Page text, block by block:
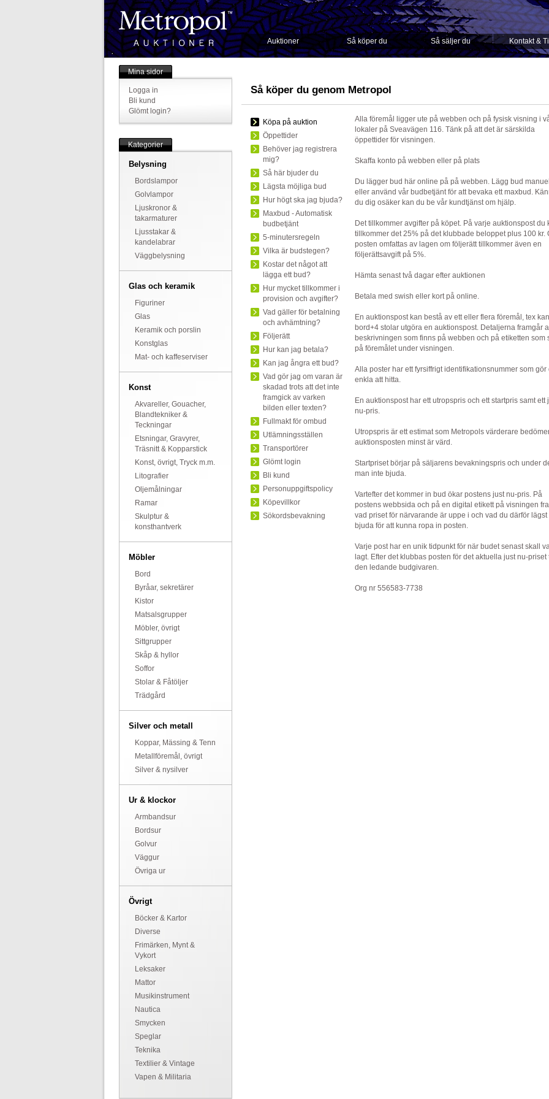
Auktioner Så köper du Så säljer du Kontakt &
Mina sidor
Logga in
Bli kund
Glömt login?
Kategorier
Belysning
Bordslampor
Golvlampor
Ljuskronor &
takarmaturer
Ljusstakar &
kandelabrar
Väggbelysning
Glas och keramik
Figuriner
Glas
Keramik och porslin
Konstglas
Mat- och kaffeserviser
Konst
Akvareller, Gouacher,
Blandtekniker &
Teckningar
Etsningar, Gravyrer,
Träsnitt & Kopparstick
Konst, övrigt, Tryck m.m.
Litografier
Oljemålningar
Ramar
Skulptur &
konsthantverk
Möbler
Bord
Byråar, sekretärer
Kistor
Matsalsgrupper
Möbler, övrigt
Sittgrupper
Skåp & hyllor
Soffor
Stolar & Fåtöljer
Trädgård
Silver och metall
Koppar, Mässing & Tenn
Metallföremål, övrigt
Silver & nysilver
Ur & klockor
Armbandsur
Bordsur
Golvur
Väggur
Övriga ur
Övrigt
Böcker & Kartor
Diverse
Frimärken, Mynt &
Vykort
Leksaker
Mattor
Musikinstrument
Nautica
Smycken
Speglar
Teknika
Textilier & Vintage
Vapen & Militaria
Så köper du genom Metropol
Köpa på auktion
Öppettider
Behöver jag registrera
mig?
Så här bjuder du
Lägsta möjliga bud
Hur högt ska jag bjuda?
Maxbud - Automatisk
budbetjänt
5-minutersregeln
Vilka är budstegen?
Kostar det något att
lägga ett bud?
Hur mycket tillkommer i
provision och avgifter?
Vad gäller för betalning
och avhämtning?
Följerätt
Hur kan jag betala?
Kan jag ångra ett bud?
Vad gör jag om varan är
skadad trots att det inte
framgick av varken
bilden eller texten?
Fullmakt för ombud
Utlämningsställen
Transportörer
Glömt login
Bli kund
Personuppgiftspolicy
Köpevillkor
Sökordsbevakning
Alla föremål ligger ute på webben och på fysisk visning i
lokaler på Sveavägen 116. Tänk på att det är särskilda
öppettider för visningen.
Skaffa konto på webben eller på plats
Du lägger bud här online på på webben. Lägg bud
eller använd vår budbetjänt för att bevaka ett maxbud.
du dig osäker kan du be vår kundtjänst om hjälp.
Det tillkommer avgifter på köpet. På varje auktionspost du
tillkommer det 25% på det klubbade beloppet plus 100 kr.
posten omfattas av lagen om följerätt tillkommer även en
följerättsavgift på 5%.
Hämta senast två dagar efter auktionen
Betala med swish eller kort på online.
En auktionspost kan bestå av ett eller flera föremål, tex
bord+4 stolar utgöra en auktionspost. Detaljerna framgår
beskrivningen som finns på webben och på etiketten som
på föremålet under visningen.
Alla poster har ett fyrsiffrigt identifikationsnummer som gör
enkla att hitta.
En auktionspost har ett utropspris och ett startpris samt ett
nu-pris.
Utropspris är ett estimat som Metropols värderare
auktionsposten minst är värd.
Startpriset börjar på säljarens bevakningspris och under
man inte bjuda.
Vartefter det kommer in bud ökar postens just nu-pris. På
postens webbsida och på en digital etikett på visningen
vad priset för närvarande är uppe i och vad du därför lägst
bjuda för att kunna ropa in posten.
Varje post har en unik tidpunkt för när budet senast skall
lagt. Efter det klubbas posten för det aktuella just nu-priset
den ledande budgivaren.
Org nr 556583-7738